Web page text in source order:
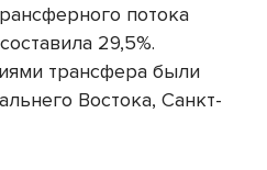
потока
29,5%.
трансфера были
Востока, Санкт-